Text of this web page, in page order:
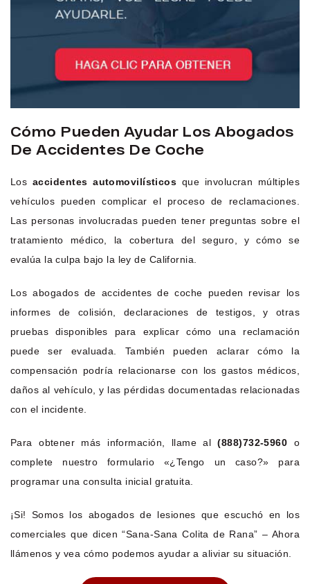
Cómo Pueden Ayudar Los Abogados
De Accidentes De Coche
Losaccidentes automovilísticos que involucran múltiples
vehículos pueden complicar el proceso de reclamaciones.
Las personas involucradas pueden tener preguntas sobre el
tratamiento médico, la cobertura del seguro, y cómo se
evalúa la culpa bajo la ley de California.
Los abogados de accidentes de coche pueden revisar los
informes de colisión, declaraciones de testigos, y otras
pruebas disponibles para explicar cómo una reclamación
puede ser evaluada. También pueden aclarar cómo la
compensación podría relacionarse con los gastos médicos,
daños al vehículo, y las pérdidas documentadas relacionadas
con el incidente.
Para obtener más información, llame al(888)732-5960 o
complete nuestro formulario «¿Tengo un caso?» para
programar una consulta inicial gratuita.
¡Si! Somos los abogados de lesiones que escuchó en los
comerciales que dicen “Sana-Sana Colita de Rana” – Ahora
llámenos y vea cómo podemos ayudar a aliviar su situación.